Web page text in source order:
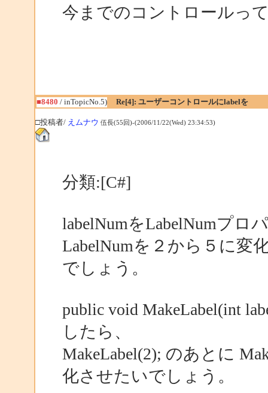
今までのコントロールっ
■8480 / inTopicNo.5) Re[4]: ユーザーコントロールにlabelを
□投稿者/ えムナウ 伍長(55回)-(2006/11/22(Wed) 23:34:53)
分類:[C#]
labelNumをLabelNumプロ
LabelNumを２から５に変
でしょう。
public void MakeLabel(int
したら、
MakeLabel(2); のあとに
化させたいでしょう。